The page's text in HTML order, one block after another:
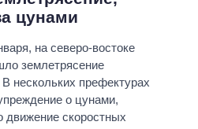
цунами
на северо-востоке
землетрясение
нескольких префектурах
о цунами,
движение скоростных